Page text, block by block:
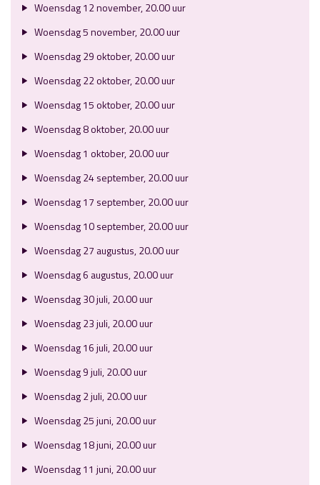
Woensdag 12 november, 20.00 uur
Woensdag 5 november, 20.00 uur
Woensdag 29 oktober, 20.00 uur
Woensdag 22 oktober, 20.00 uur
Woensdag 15 oktober, 20.00 uur
Woensdag 8 oktober, 20.00 uur
Woensdag 1 oktober, 20.00 uur
Woensdag 24 september, 20.00 uur
Woensdag 17 september, 20.00 uur
Woensdag 10 september, 20.00 uur
Woensdag 27 augustus, 20.00 uur
Woensdag 6 augustus, 20.00 uur
Woensdag 30 juli, 20.00 uur
Woensdag 23 juli, 20.00 uur
Woensdag 16 juli, 20.00 uur
Woensdag 9 juli, 20.00 uur
Woensdag 2 juli, 20.00 uur
Woensdag 25 juni, 20.00 uur
Woensdag 18 juni, 20.00 uur
Woensdag 11 juni, 20.00 uur